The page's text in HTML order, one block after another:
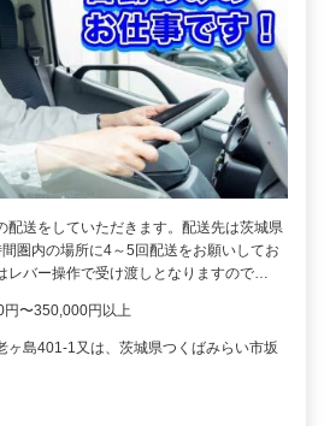
配送をしていただきます。配送先は茨城県
圏内の場所に4～5回配送をお願いしてお
レバー操作で受け渡しとなりますので…
円〜350,000円以上
ヶ島401-1又は、茨城県つくばみらい市坂